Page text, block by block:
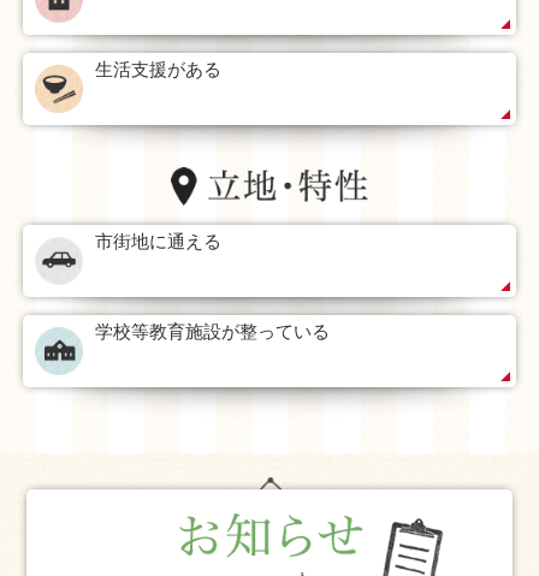
生活支援がある
市街地に通える
学校等教育施設が整っている